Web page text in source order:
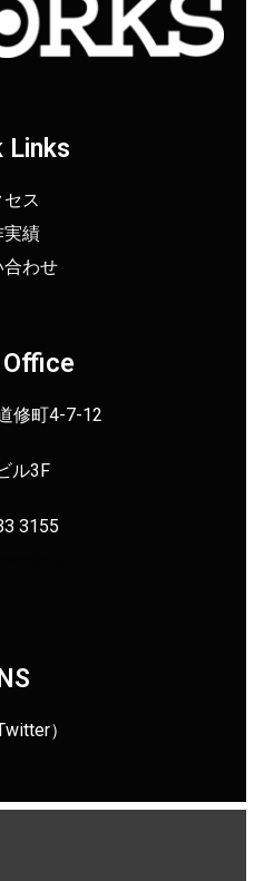
Links
ス
実績
合わせ
Office
修町4-7-12
ル3F
3155
）